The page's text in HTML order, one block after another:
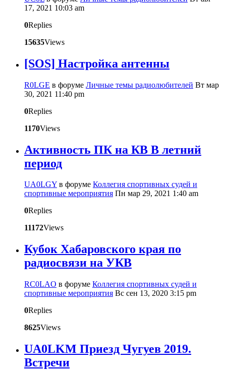
17, 2021 10:03 am
0Replies
15635Views
[SOS] Настройка антенны
R0LGE в форуме Личные темы радиолюбителей Вт мар
30, 2021 11:40 pm
0Replies
1170Views
Активность ПК на КВ В летний
период
UA0LGY в форуме Коллегия спортивных судей и
спортивные мероприятия Пн мар 29, 2021 1:40 am
0Replies
11172Views
Кубок Хабаровского края по
радиосвязи на УКВ
RC0LAO в форуме Коллегия спортивных судей и
спортивные мероприятия Вс сен 13, 2020 3:15 pm
0Replies
8625Views
UA0LKM Приезд Чугуев 2019.
Встречи